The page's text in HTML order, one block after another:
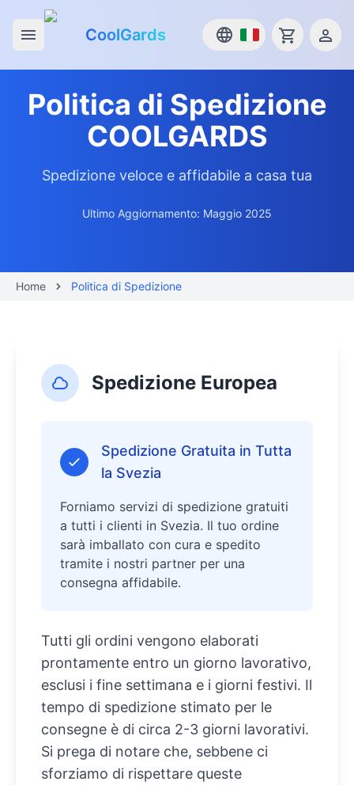
Open main menu
CoolGards
Politica di Spedizione
COOLGARDS
Spedizione veloce e affidabile a casa tua
Ultimo Aggiornamento: Maggio 2025
Home Politica di Spedizione
Spedizione Europea
Spedizione Gratuita in Tutta
la Svezia
Forniamo servizi di spedizione gratuiti
a tutti i clienti in Svezia. Il tuo ordine
sarà imballato con cura e spedito
tramite i nostri partner per una
consegna affidabile.
Tutti gli ordini vengono elaborati
prontamente entro un giorno lavorativo,
esclusi i fine settimana e i giorni festivi. Il
tempo di spedizione stimato per le
consegne è di circa 2-3 giorni lavorativi.
Si prega di notare che, sebbene ci
sforziamo di rispettare queste